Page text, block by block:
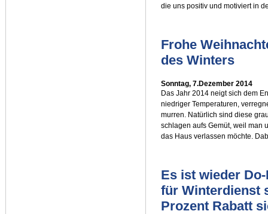
die uns positiv und motiviert in
Frohe
des Winters
Sonntag, 7.Dezember 2014
Das Jahr 2014 neigt sich dem
niedriger Temperaturen,
murren. Natürlich sind diese
schlagen aufs Gemüt, weil man
das Haus verlassen möchte.
Es ist wieder
für Winterdienst
Prozent Rabatt